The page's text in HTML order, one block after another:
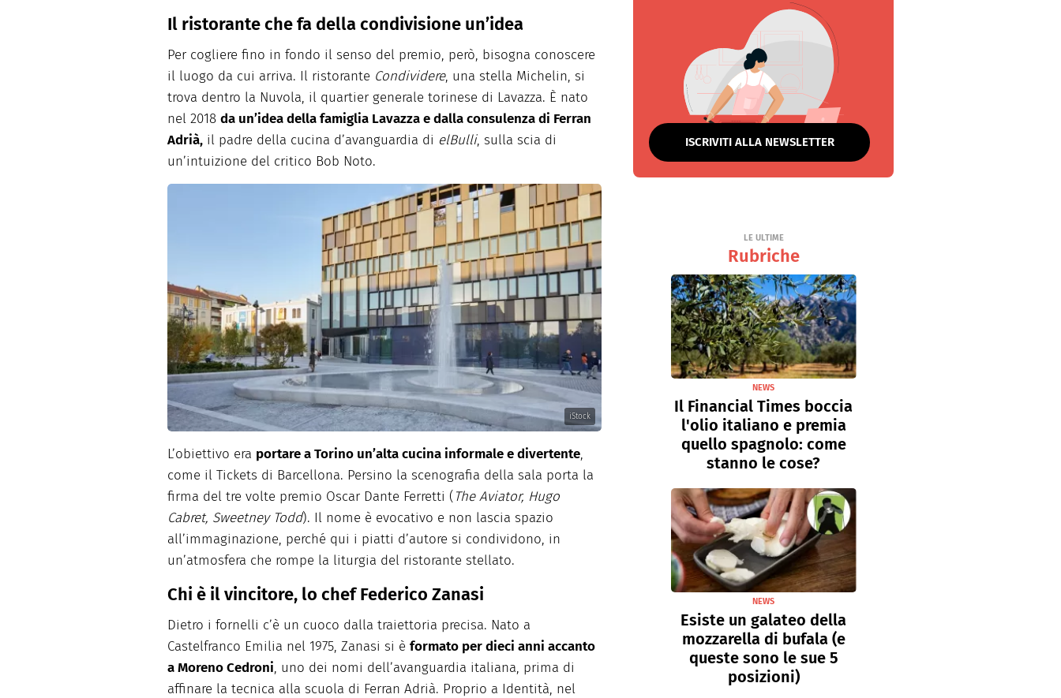
Il ristorante che fa della condivisione un’idea
Per cogliere fino in fondo il senso del premio, però, bisogna conoscere
il luogo da cui arriva. Il ristorante Condividere, una stella Michelin, si
trova dentro la Nuvola, il quartier generale torinese di Lavazza. È nato
nel 2018 da un’idea della famiglia Lavazza e dalla consulenza di Ferran
Adrià, il padre della cucina d’avanguardia di elBulli, sulla scia di
un’intuizione del critico Bob Noto.
iStock
L’obiettivo era portare a Torino un’alta cucina informale e divertente,
come il Tickets di Barcellona. Persino la scenografia della sala porta la
firma del tre volte premio Oscar Dante Ferretti ( The Aviator, Hugo
Cabret, Sweetney Todd). Il nome è evocativo e non lascia spazio
all’immaginazione, perché qui i piatti d’autore si condividono, in
un’atmosfera che rompe la liturgia del ristorante stellato.
Chi è il vincitore, lo chef Federico Zanasi
Dietro i fornelli c’è un cuoco dalla traiettoria precisa. Nato a
Castelfranco Emilia nel 1975, Zanasi si è formato per dieci anni accanto
a Moreno Cedroni, uno dei nomi dell’avanguardia italiana, prima di
affinare la tecnica alla scuola di Ferran Adrià. Proprio a Identità, nel
ISCRIVITI ALLA NEWSLETTER
LE ULTIME
Rubriche
NEWS
Il Financial Times boccia
l'olio italiano e premia
quello spagnolo: come
stanno le cose?
NEWS
Esiste un galateo della
mozzarella di bufala (e
queste sono le sue 5
posizioni)